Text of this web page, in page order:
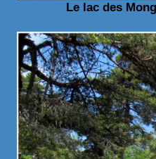
Le lac des